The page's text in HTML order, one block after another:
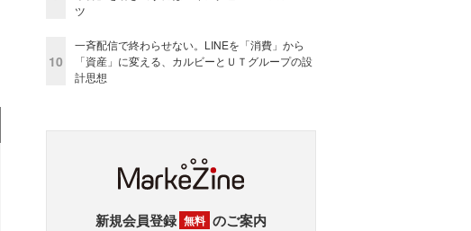
ツ
10
一斉配信で終わらせない。LINEを「消費」から
「資産」に変える、カルビーとＵＴグループの設
計思想
新規会員登録 無料 のご案内